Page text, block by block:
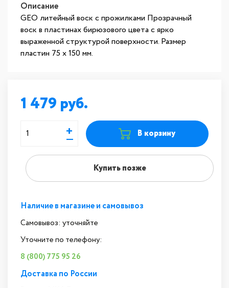
Описание
GEO литейный воск с прожилками Прозрачный
воск в пластинах бирюзового цвета с ярко
выраженной структурой поверхности. Размер
пластин 75 х 150 мм.
1 479
+
— В корзину
Купить позже
Наличие в магазине и самовывоз
Самовывоз: уточняйте
Уточните по телефону:
8 (800) 775 95 26
Доставка по России